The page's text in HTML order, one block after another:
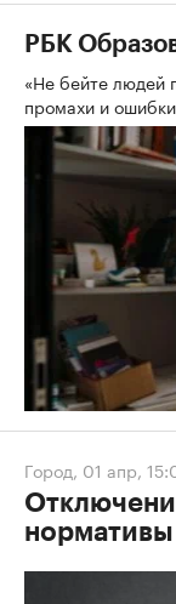
РБК
«Не бейте людей
промахи и ошибки
Город, 01 апр,
нормативы